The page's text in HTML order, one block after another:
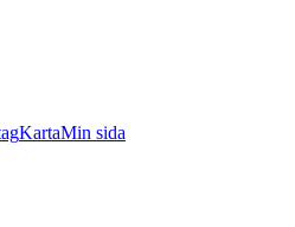
KartaMin sida